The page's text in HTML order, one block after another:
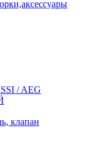
/ AEG
клапан